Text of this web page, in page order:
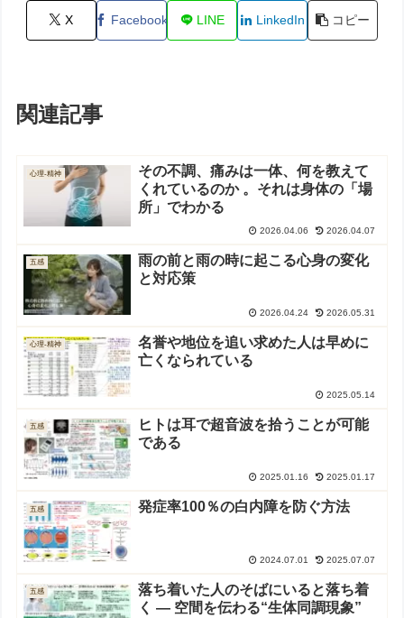
X Facebook LINE LinkedIn コピー
関連記事
心理-精神
その不調、痛みは一体、何を教えて
くれているのか 。それは身体の「場
所」でわかる
2026.04.06 2026.04.07
五感
雨の前と雨の時に起こる心身の変化
と対応策
2026.04.24 2026.05.31
心理-精神
名誉や地位を追い求めた人は早めに
亡くなられている
2025.05.14
五感
ヒトは耳で超音波を拾うことが可能
である
2025.01.16 2025.01.17
五感 発症率100％の白内障を防ぐ方法
2024.07.01 2025.07.07
五感
落ち着いた人のそばにいると落ち着
く ― 空間を伝わる“生体同調現象”